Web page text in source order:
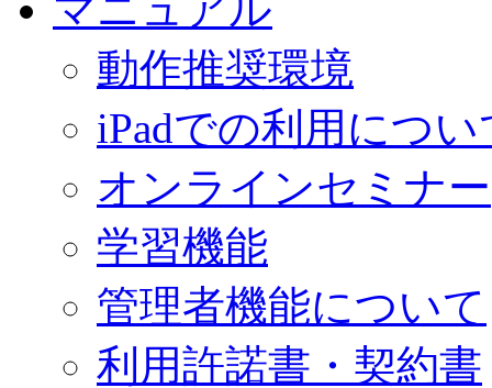
動作推奨環境
iPadでの利用につい
オンラインセミナー
学習機能
管理者機能について
利用許諾書・契約書